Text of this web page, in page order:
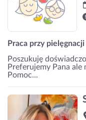
Praca przy
Poszukuję
Preferujemy Pana
Pomoc...